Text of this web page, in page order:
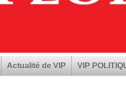
Actualité de VIP VIP